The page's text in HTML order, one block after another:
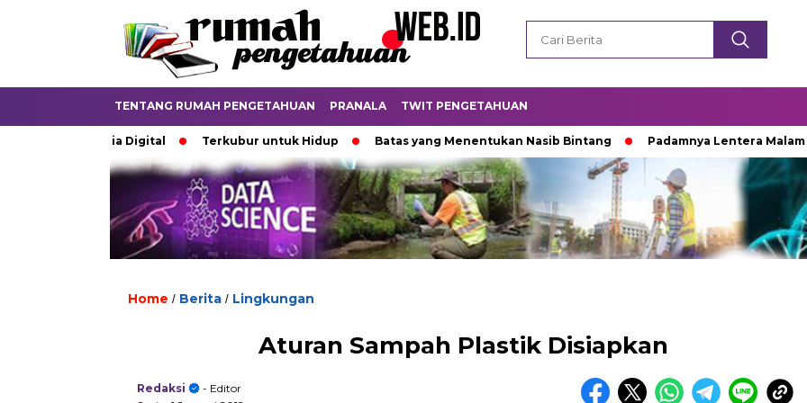
TENTANG RUMAH PENGETAHUAN PRANALA TWIT PENGETAHUAN
di Dunia Digital Terkubur untuk Hidup Batas yang Menentukan Nasib Bintang Padamnya Lentera Malam
Home / Berita / Lingkungan
Aturan Sampah Plastik Disiapkan
Redaksi
- Editor